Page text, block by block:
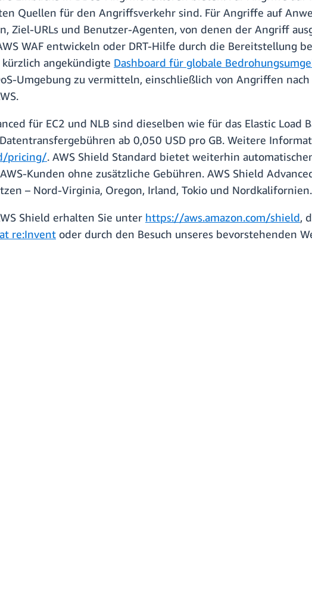
Quellen für den Angriffsverkehr sind. Für Angriffe auf
Ziel-URLs und Benutzer-Agenten, von denen der Angriff
WAF entwickeln oder DRT-Hilfe durch die Bereitstellung
angekündigte Dashboard für globale
Umgebung zu vermitteln, einschließlich von Angriffen
für EC2 und NLB sind dieselben wie für das Elastic Load
ab 0,050 USD pro GB. Weitere
pricing/. AWS Shield Standard bietet weiterhin
Kunden ohne zusätzliche Gebühren. AWS Shield
– Nord-Virginia, Oregon, Irland, Tokio und Nordkalifornien.
Shield erhalten Sie unter https://aws.amazon.com/shield,
re:Invent oder durch den Besuch unseres bevorstehenden